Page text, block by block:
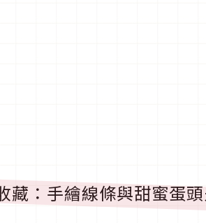
藏：手繪線條與甜蜜蛋